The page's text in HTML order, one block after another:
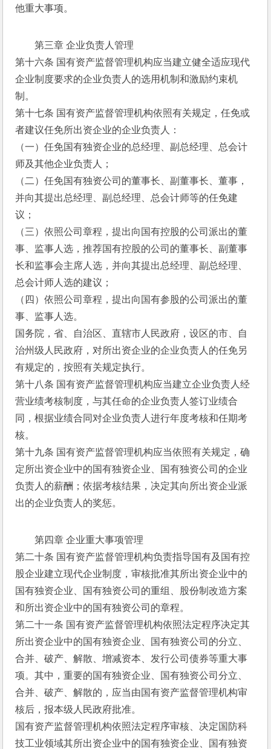
他重大事项。
第三章 企业负责人管理
第十六条 国有资产监督管理机构应当建立健全适应现代
企业制度要求的企业负责人的选用机制和激励约束机
制。
第十七条 国有资产监督管理机构依照有关规定，任免或
者建议任免所出资企业的企业负责人：
（一）任免国有独资企业的总经理、副总经理、总会计
师及其他企业负责人；
（二）任免国有独资公司的董事长、副董事长、董事，
并向其提出总经理、副总经理、总会计师等的任免建
议；
（三）依照公司章程，提出向国有控股的公司派出的董
事、监事人选，推荐国有控股的公司的董事长、副董事
长和监事会主席人选，并向其提出总经理、副总经理、
总会计师人选的建议；
（四）依照公司章程，提出向国有参股的公司派出的董
事、监事人选。
国务院，省、自治区、直辖市人民政府，设区的市、自
治州级人民政府，对所出资企业的企业负责人的任免另
有规定的，按照有关规定执行。
第十八条 国有资产监督管理机构应当建立企业负责人经
营业绩考核制度，与其任命的企业负责人签订业绩合
同，根据业绩合同对企业负责人进行年度考核和任期考
核。
第十九条 国有资产监督管理机构应当依照有关规定，确
定所出资企业中的国有独资企业、国有独资公司的企业
负责人的薪酬；依据考核结果，决定其向所出资企业派
出的企业负责人的奖惩。
第四章 企业重大事项管理
第二十条 国有资产监督管理机构负责指导国有及国有控
股企业建立现代企业制度，审核批准其所出资企业中的
国有独资企业、国有独资公司的重组、股份制改造方案
和所出资企业中的国有独资公司的章程。
第二十一条 国有资产监督管理机构依照法定程序决定其
所出资企业中的国有独资企业、国有独资公司的分立、
合并、破产、解散、增减资本、发行公司债券等重大事
项。其中，重要的国有独资企业、国有独资公司分立、
合并、破产、解散的，应当由国有资产监督管理机构审
核后，报本级人民政府批准。
国有资产监督管理机构依照法定程序审核、决定国防科
技工业领域其所出资企业中的国有独资企业、国有独资